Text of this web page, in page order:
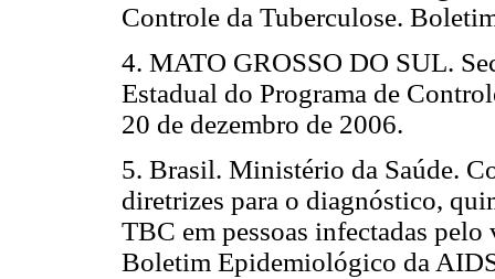
Controle da Tuberculose.
4. MATO GROSSO DO SUL.
Estadual do Programa de
20 de dezembro de 2006.
5. Brasil. Ministério da Saúde.
diretrizes para o diagnóstico,
TBC em pessoas infectadas
Boletim Epidemiológico da